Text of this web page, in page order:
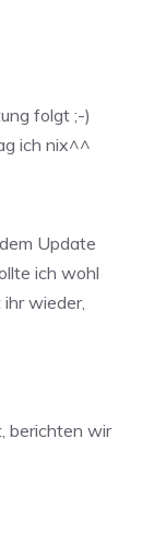
folgt ;-)
ich nix^^
Update
ich wohl
wieder,
berichten wir